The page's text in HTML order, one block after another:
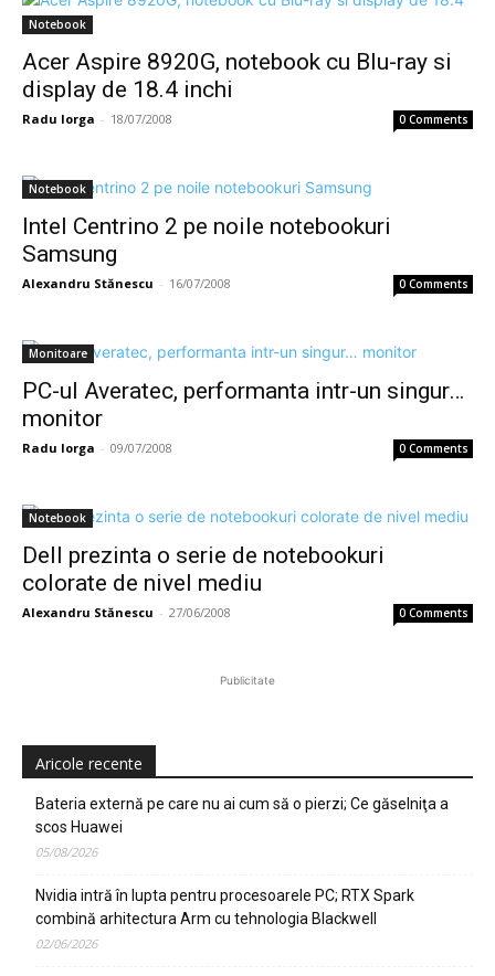
Notebook
Acer Aspire 8920G, notebook cu Blu-ray si
display de 18.4 inchi
Radu Iorga - 18/07/2008 0 Comments
Notebook
Intel Centrino 2 pe noile notebookuri
Samsung
Alexandru Stănescu - 16/07/2008 0 Comments
Monitoare
PC-ul Averatec, performanta intr-un singur…
monitor
Radu Iorga - 09/07/2008 0 Comments
Notebook
Dell prezinta o serie de notebookuri
colorate de nivel mediu
Alexandru Stănescu - 27/06/2008 0 Comments
Publicitate
Aricole recente
Bateria externă pe care nu ai cum să o pierzi; Ce găselniţa a
scos Huawei
05/08/2026
Nvidia intră în lupta pentru procesoarele PC; RTX Spark
combină arhitectura Arm cu tehnologia Blackwell
02/06/2026